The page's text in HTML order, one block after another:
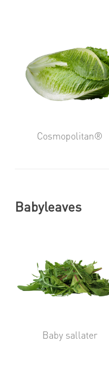
Cosmopolitan®
Babyleaves
Baby sallater